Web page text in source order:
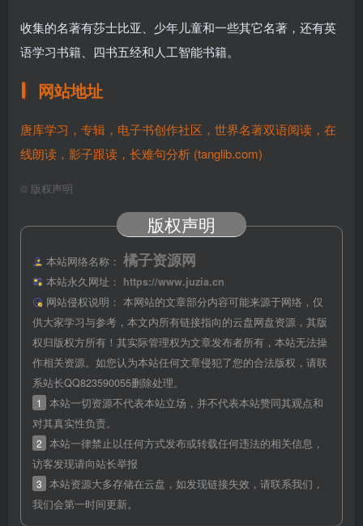
收集的名著有莎士比亚、少年儿童和一些其它名著，还有英
语学习书籍、四书五经和人工智能书籍。
网站地址
唐库学习，专辑，电子书创作社区，世界名著双语阅读，在
线朗读，影子跟读，长难句分析 (tanglib.com)
© 版权声明
版权声明
本站网络名称： 橘子资源网
本站永久网址：
https://www.juzia.cn
网站侵权说明： 本网站的文章部分内容可能来源于网络，仅
供大家学习与参考，本文内所有链接指向的云盘网盘资源，其版
权归版权方所有！其实际管理权为文章发布者所有，本站无法操
作相关资源。如您认为本站任何文章侵犯了您的合法版权，请联
系站长QQ823590055删除处理。
1
本站一切资源不代表本站立场，并不代表本站赞同其观点和
对其真实性负责。
2 本站一律禁止以任何方式发布或转载任何违法的相关信息，
访客发现请向站长举报
3 本站资源大多存储在云盘，如发现链接失效，请联系我们，
我们会第一时间更新。